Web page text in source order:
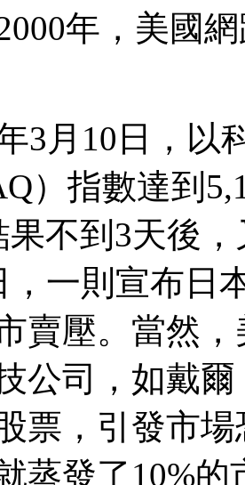
年，美國
3月10日，以
）指數達到
果不到3天後
，一則宣布日
賣壓。當然
公司，如戴
票，引發市
蒸發了10%